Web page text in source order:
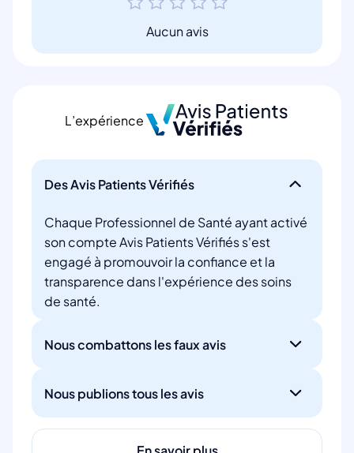
Aucun avis
L’expérience
Des Avis Patients Vérifiés
Chaque Professionnel de Santé ayant activé
son compte Avis Patients Vérifiés s'est
engagé à promouvoir la confiance et la
transparence dans l'expérience des soins
de santé.
Nous combattons les faux avis
Nous publions tous les avis